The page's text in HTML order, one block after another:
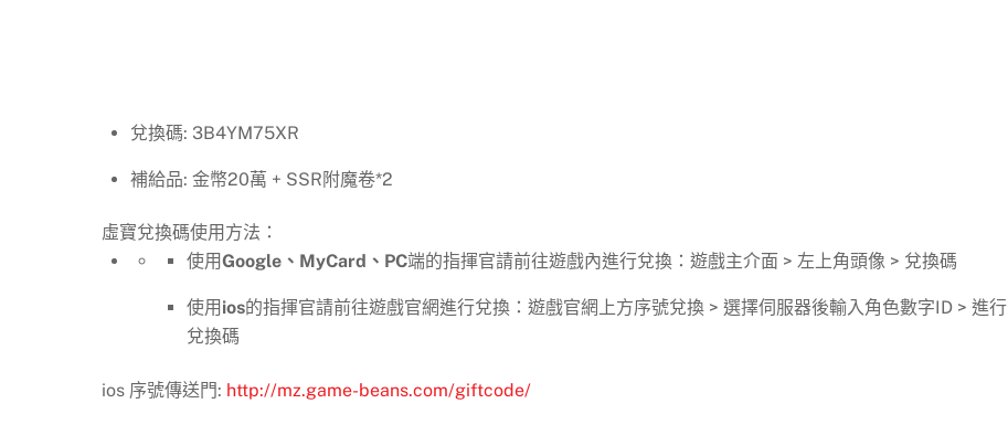
兌換碼: 3B4YM75XR
補給品: 金幣20萬 + SSR附魔卷*2
虛寶兌換碼使用方法：
使用Google、MyCard、PC端的指揮官請前往遊戲內進行兌換：遊戲主介面 > 左上角頭像 > 兌換碼
使用 ios的指揮官請前往遊戲官網進行兌換：遊戲官網上方序號兌換 > 選擇伺服器後輸入角色數字ID > 進行
兌換碼
ios 序號傳送門: http://mz.game-beans.com/giftcode/